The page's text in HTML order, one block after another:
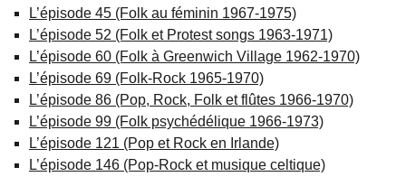
L’épisode 45 (Folk au féminin 1967-1975)
L’épisode 52 (Folk et Protest songs 1963-1971)
L’épisode 60 (Folk à Greenwich Village 1962-1970)
L’épisode 69 (Folk-Rock 1965-1970)
L’épisode 86 (Pop, Rock, Folk et flûtes 1966-1970)
L’épisode 99 (Folk psychédélique 1966-1973)
L’épisode 121 (Pop et Rock en Irlande)
L’épisode 146 (Pop-Rock et musique celtique)